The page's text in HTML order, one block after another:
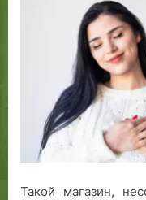
Такой магазин,